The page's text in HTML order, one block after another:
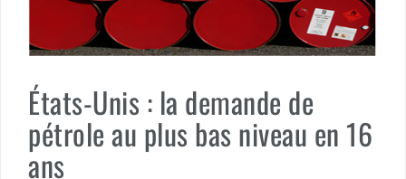
États-Unis : la demande de
pétrole au plus bas niveau en 16
ans